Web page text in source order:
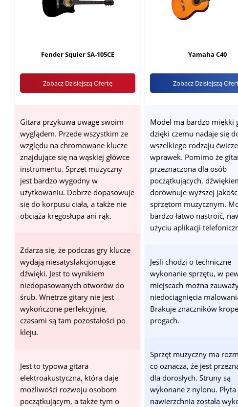
Fender Squier SA-105CE
Zobacz Dzisiejszą Ofertę
Gitara przykuwa uwagę swoim
wyglądem. Przede wszystkim ze
względu na chromowane klucze
znajdujące się na wąskiej główce
instrumentu. Sprzęt muzyczny
jest bardzo wygodny w
użytkowaniu. Dobrze dopasowuje
się do korpusu ciała, a także nie
obciąża kręgosłupa ani rąk.
Zdarza się, że podczas gry klucze
wydają niesatysfakcjonujące
dźwięki. Jest to wynikiem
niedopasowanych otworów do
śrub. Wnętrze gitary nie jest
wykończone perfekcyjnie,
czasami są tam pozostałości po
kleju.
Jest to typowa gitara
elektroakustyczna, która daje
możliwości rozwoju osobom
początkującym, a także tym o
Yamaha C40
Zobacz Dzisiejszą
Model ma bardzo miękki
dzięki czemu nadaje się
wszelkiego rodzaju
wprawek. Pomimo że
przeznaczona dla osób
początkujących,
dorównuje wyższej
sprzętom muzycznym.
bardzo łatwo nastroić,
użyciu aplikacji
Jeśli chodzi o techniczne
wykonanie sprzętu, w
miejscach można
niedociągnięcia
Brakuje znaczników
progach.
Sprzęt muzyczny ma
co oznacza, że jest
dla dorosłych. Struny są
wykonane z nylonu. Płyta
nawierzchnia została